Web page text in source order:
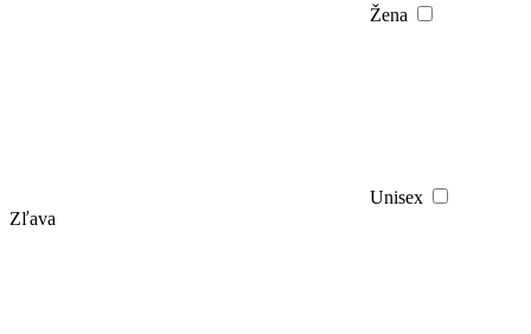
Žena
Unisex
Zľava